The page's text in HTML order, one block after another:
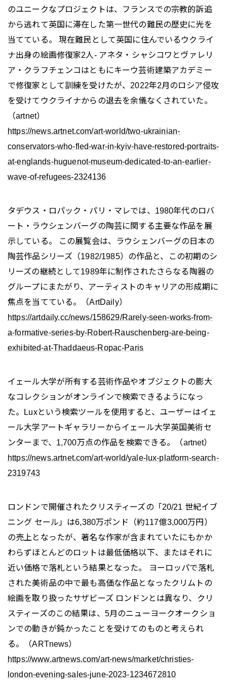
のユニークなプロジェクトは、フランスでの宗教的訴追
から逃れて英国に滞在した第一世代の難民の歴史に光を
当てている。 現在難民として英国に住んでいるウクライ
ナ出身の絵画修復家2人- アネタ・シャシコワとヴァレリ
ア・クラフチェンコはともにキーウ芸術建築アカデミー
で修復家として訓練を受けたが、2022年2月のロシア侵攻
を受けてウクライナからの退去を余儀なくされていた。
（artnet）
https://news.artnet.com/art-world/two-ukrainian-
conservators-who-fled-war-in-kyiv-have-restored-portraits-
at-englands-huguenot-museum-dedicated-to-an-earlier-
wave-of-refugees-2324136
タデウス・ロパック・パリ・マレでは、1980年代のロバ
ート・ラウシェンバーグの陶芸に関する主要な作品を展
示している。 この展覧会は、ラウシェンバーグの日本の
陶芸作品シリーズ（1982/1985）の作品と、この初期のシ
リーズの継続として1989年に制作されたさらなる陶器の
グループにまたがり、アーティストのキャリアの形成期に
焦点を当てている。（ArtDaily）
https://artdaily.cc/news/158629/Rarely-seen-works-from-
a-formative-series-by-Robert-Rauschenberg-are-being-
exhibited-at-Thaddaeus-Ropac-Paris
イェール大学が所有する芸術作品やオブジェクトの膨大
なコレクションがオンラインで検索できるようになっ
た。Luxという検索ツールを使用すると、ユーザーはイェ
ール大学アートギャラリーからイェール大学英国美術セ
ンターまで、1,700万点の作品を検索できる。（artnet）
https://news.artnet.com/art-world/yale-lux-platform-search-
2319743
ロンドンで開催されたクリスティーズの「20/21 世紀イブ
ニング セール」は6,380万ポンド（約117億3,000万円）
の売上となったが、著名な作家が含まれていたにもかか
わらずほとんどのロットは最低価格以下、またはそれに
近い価格で落札という結果となった。 ヨーロッパで落札
された美術品の中で最も高価な作品となったクリムトの
絵画を取り扱ったサザビーズ ロンドンとは異なり、クリ
スティーズのこの結果は、5月のニューヨークオークショ
ンでの動きが鈍かったことを受けてのものと考えられ
る。（ARTnews）
https://www.artnews.com/art-news/market/christies-
london-evening-sales-june-2023-1234672810